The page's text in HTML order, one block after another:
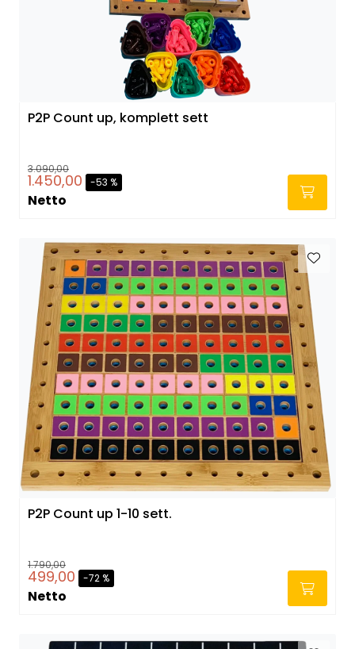
P2P Count up, komplett sett
3.090,00
1.450,00 -53 %
Netto
P2P Count up 1-10 sett.
1.790,00
499,00 -72 %
Netto